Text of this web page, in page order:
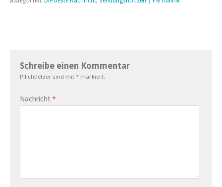
Schreibe einen Kommentar
Pflichtfelder sind mit * markiert.
Nachricht *